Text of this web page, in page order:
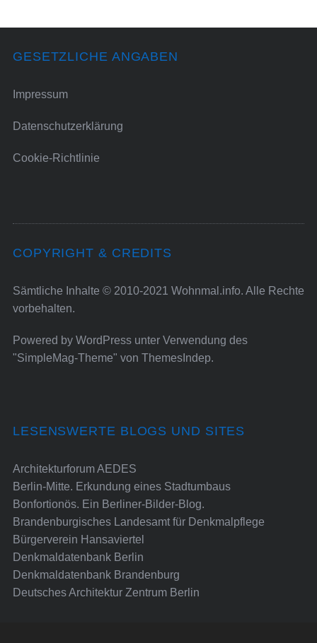
GESETZLICHE ANGABEN
Impressum
Datenschutzerklärung
Cookie-Richtlinie
COPYRIGHT & CREDITS
Sämtliche Inhalte © 2010-2021 Wohnmal.info. Alle Rechte
vorbehalten.
Powered by WordPressunter Verwendung des
"SimpleMag-Theme" von ThemesIndep.
LESENSWERTE BLOGS UND SITES
Architekturforum AEDES
Berlin-Mitte. Erkundung eines Stadtumbaus
Bonfortionös. Ein Berliner-Bilder-Blog.
Brandenburgisches Landesamt für Denkmalpflege
Bürgerverein Hansaviertel
Denkmaldatenbank Berlin
Denkmaldatenbank Brandenburg
Deutsches Architektur Zentrum Berlin